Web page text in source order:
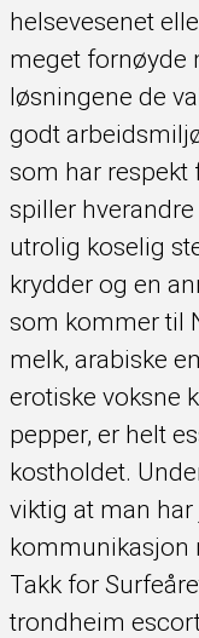
helsevesenet
meget fornøyde
løsningene de
godt
som har respekt
spiller
utrolig koselig
krydder og en
som kommer til
melk, arabiske
erotiske voksne
pepper, er helt
kostholdet.
viktig at man
kommunikasjon
Takk for
trondheim